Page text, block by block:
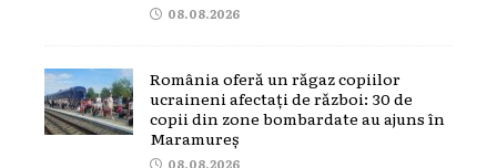
08.08.2026
România oferă un răgaz copiilor
ucraineni afectați de război: 30 de
copii din zone bombardate au ajuns în
Maramureș
08.08.2026